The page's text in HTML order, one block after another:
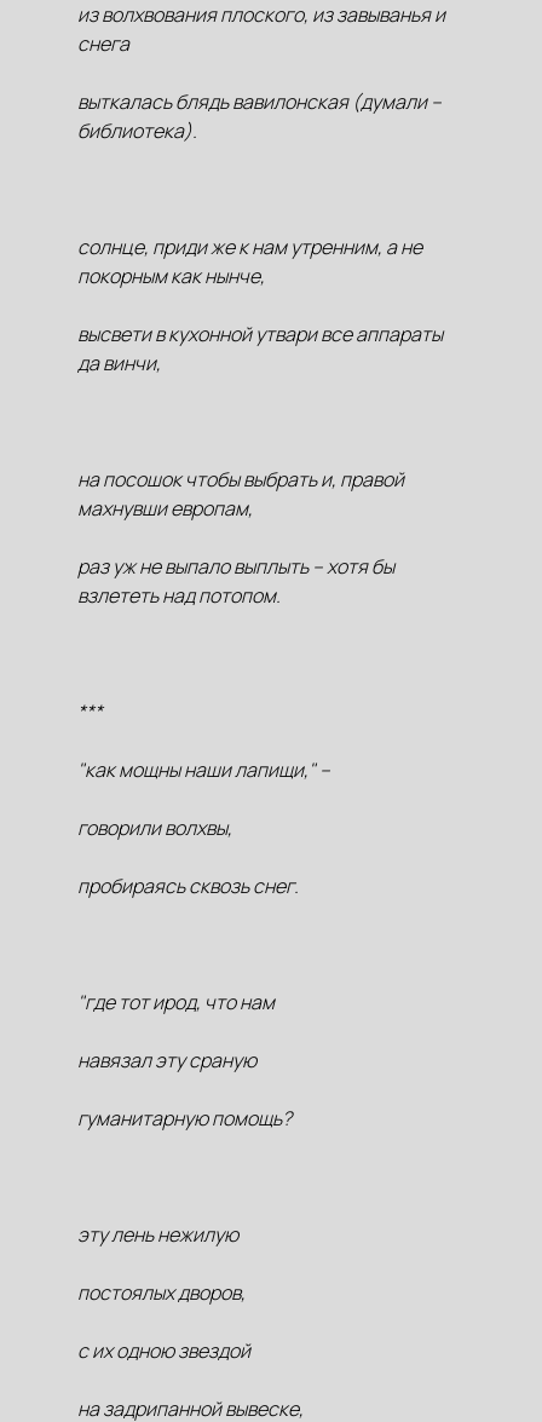
из волхвования плоского, из завыванья и
снега
выткалась блядь вавилонская (думали –
библиотека).
солнце, приди же к нам утренним, а не
покорным как нынче,
высвети в кухонной утвари все аппараты
да винчи,
на посошок чтобы выбрать и, правой
махнувши европам,
раз уж не выпало выплыть – хотя бы
взлететь над потопом.
***
"как мощны наши лапищи," –
говорили волхвы,
пробираясь сквозь снег.
"где тот ирод, что нам
навязал эту сраную
гуманитарную помощь?
эту лень нежилую
постоялых дворов,
с их одною звездой
на задрипанной вывеске,